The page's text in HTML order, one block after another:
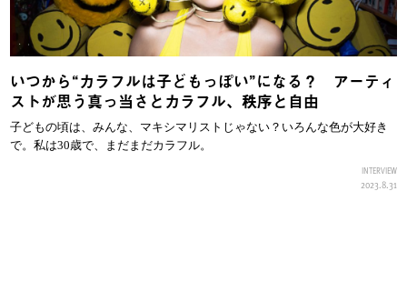
いつから“カラフルは子どもっぽい”になる？ アーティ
ストが思う真っ当さとカラフル、秩序と自由
子どもの頃は、みんな、マキシマリストじゃない？いろんな色が大好き
で。私は30歳で、まだまだカラフル。
INTERVIEW
2023.8.31